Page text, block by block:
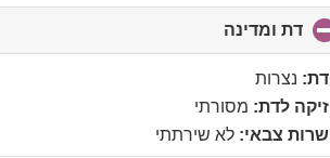
דת ומדינה
to
דת: נצרות
זיקה לדת: מסורתי
שרות צבאי: לא שירתתי